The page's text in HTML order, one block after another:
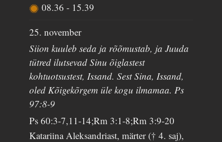
08.36- 15.39
25. november
Siion kuuleb seda ja rõõmustab, ja Juuda
tütred ilutsevad Sinu õiglastest
kohtuotsustest, Issand. Sest Sina, Issand,
oled Kõigekõrgem üle kogu ilmamaa. Ps
97:8-9
Ps 60:3-7,11-14;Rm 3:1-8;Rm 3:9-20
Katariina Aleksandriast, märter († 4. saj),